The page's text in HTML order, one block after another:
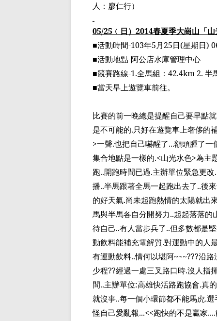
人：廖仁行）
05/25 ﹙ 日） 2014春夏季大崗山「
■活動時間-103年5月25日(星期日)
■活動地點-阿公店水庫管理中心
■競賽路線-1.全馬組 ： 42.4km 2. 半
■當天早上遊覽車前往。
比賽的前一晚總是提醒自己要早點
是不可能的.只好在遊覽車上奢侈的
>一聲.也把自己嚇醒了...額頭腫了一
集合地點是一樣的.<山光水色>為主
跑..開跑時間已過.主辦單位緊急更改
播..半馬跟著全馬一起跑出去了..後
的好天氣.尚未起跑熱情的太陽就出
馬與半馬各自分開努力..起起落落的
待自己..有人當步兵了..但多數都是
動飲料能補充電解質.對運動中的人
有運動飲料..情何以堪阿~~~???沿路
少程??經過一處三叉路口時.沒人指
間..主辦單位:高雄快活路跑協會.真
就沒事..每一個小環節都不能馬虎.選
怪自己愛亂報...<<跑快的不是贏家....